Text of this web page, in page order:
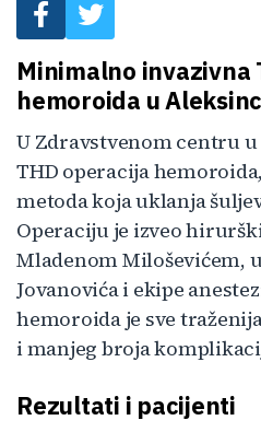
Minimalno invazivna
hemoroida u
U Zdravstvenom centru
THD operacija
metoda koja uklanja
Operaciju je izveo
Mladenom Miloševićem,
Jovanovića i ekipe
hemoroida je sve
i manjeg broja
Rezultati i pacijenti